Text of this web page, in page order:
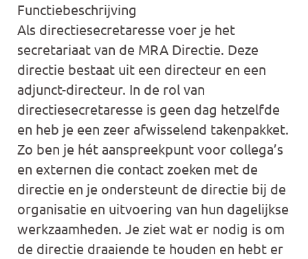
Functiebeschrijving
Als directiesecretaresse voer je het
secretariaat van de MRA Directie. Deze
directie bestaat uit een directeur en een
adjunct-directeur. In de rol van
directiesecretaresse is geen dag hetzelfde
en heb je een zeer afwisselend takenpakket.
Zo ben je hét aanspreekpunt voor collega’s
en externen die contact zoeken met de
directie en je ondersteunt de directie bij de
organisatie en uitvoering van hun dagelijkse
werkzaamheden. Je ziet wat er nodig is om
de directie draaiende te houden en hebt er